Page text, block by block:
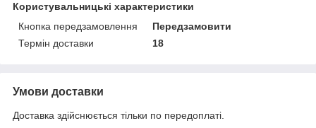
Користувальницькі характеристики
Кнопка передзамовлення
Передзамовити
Термін доставки
18
Умови доставки
Доставка здійснюється тільки по передоплаті.